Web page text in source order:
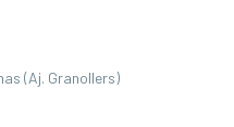
(Aj. Granollers)